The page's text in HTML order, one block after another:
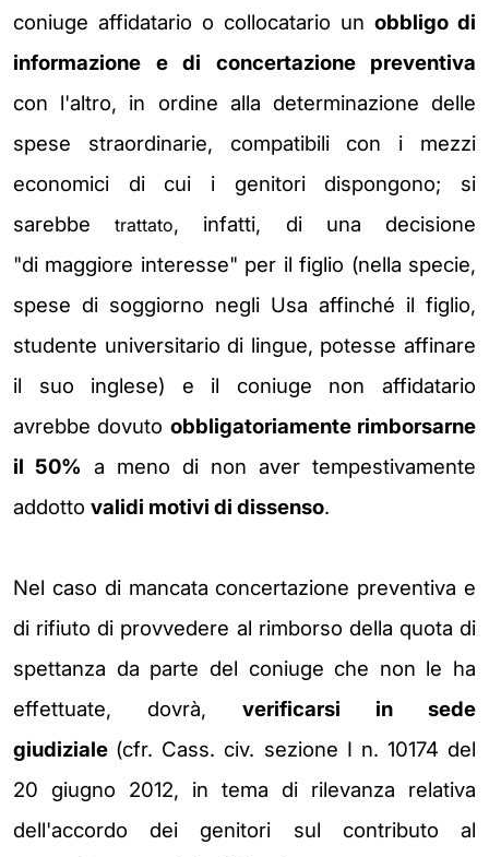
coniuge affidatario o collocatario un obbligo di
informazione e di concertazione preventiva
con l'altro, in ordine alla determinazione delle
spese straordinarie, compatibili con i mezzi
economici di cui i genitori dispongono; si
sarebbetrattato, infatti, di una decisione
"di maggiore interesse" per il figlio (nella specie,
spese di soggiorno negli Usa affinché il figlio,
studente universitario di lingue, potesse affinare
il suo inglese) e il coniuge non affidatario
avrebbe dovuto obbligatoriamente rimborsarne
il 50% a meno di non aver tempestivamente
addotto validi motivi di dissenso.
Nel caso di mancata concertazione preventiva e
di rifiuto di provvedere al rimborso della quota di
spettanza da parte del coniuge che non le ha
effettuate, dovrà, verificarsi in sede
giudiziale (cfr. Cass. civ. sezione I n. 10174 del
20 giugno 2012, in tema di rilevanza relativa
dell'accordo dei genitori sul contributo al